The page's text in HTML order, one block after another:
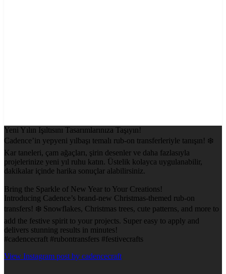
Yeni Yılın Işıltısını Tasarımlarınıza Taşıyın!
Cadence’in yepyeni yılbaşı temalı rub-on transferleriyle tanışın! ❄️
Kar taneleri, çam ağaçları, şirin desenler ve daha fazlasıyla
projelerinize yeni yıl ruhu katın. Üstelik kolayca uygulanabilir,
dakikalar içinde harika sonuçlar alabilirsiniz.
Bring the Sparkle of New Year to Your Creations!
Introducing Cadence’s brand-new Christmas-themed rub-on
transfers! ❄️ Snowflakes, Christmas trees, cute patterns, and more to
add the festive spirit to your projects. Super easy to apply and
delivers stunning results in minutes!
#cadencecraft #rubontransfers #festivecrafts
View Instagram post by cadencecraft